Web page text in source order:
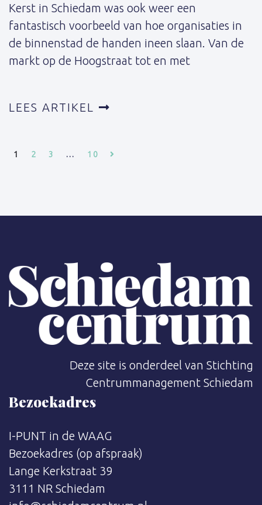
Kerst in Schiedam was ook weer een
fantastisch voorbeeld van hoe organisaties in
de binnenstad de handen ineen slaan. Van de
markt op de Hoogstraat tot en met
LEES ARTIKEL
1 2 3 … 10
Deze site is onderdeel van Stichting
Centrummanagement Schiedam
Bezoekadres
I-PUNT in de WAAG
Bezoekadres (op afspraak)
Lange Kerkstraat 39
3111 NR Schiedam